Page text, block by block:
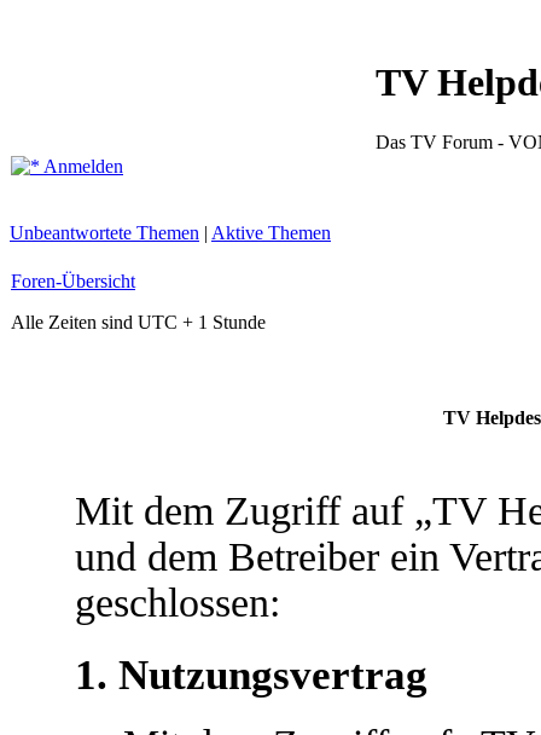
TV
Das TV Forum -
Anmelden
Unbeantwortete Themen | Aktive Themen
Foren-Übersicht
Alle Zeiten sind UTC + 1 Stunde
TV
Mit dem Zugriff auf „TV
und dem Betreiber ein
geschlossen:
1. Nutzungsvertrag